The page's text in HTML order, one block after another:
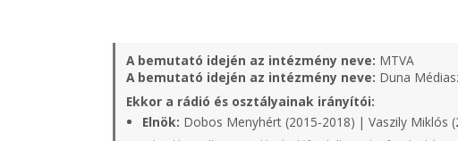
A bemutató idején az intézmény neve: MTVA
A bemutató idején az intézmény neve: Duna
Ekkor a rádió és osztályainak irányítói:
Elnök: Dobos Menyhért (2015-2018) | Vaszily Miklós